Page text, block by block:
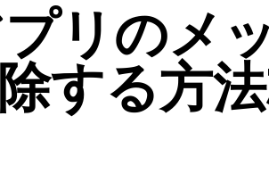
リのメ
する方